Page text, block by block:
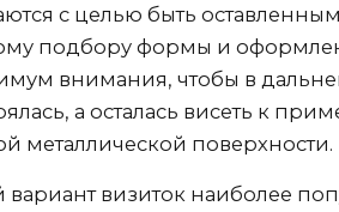
с целью быть
подбору формы и
внимания, чтобы в
а осталась висеть к
металлической поверхности.
вариант визиток наиболее